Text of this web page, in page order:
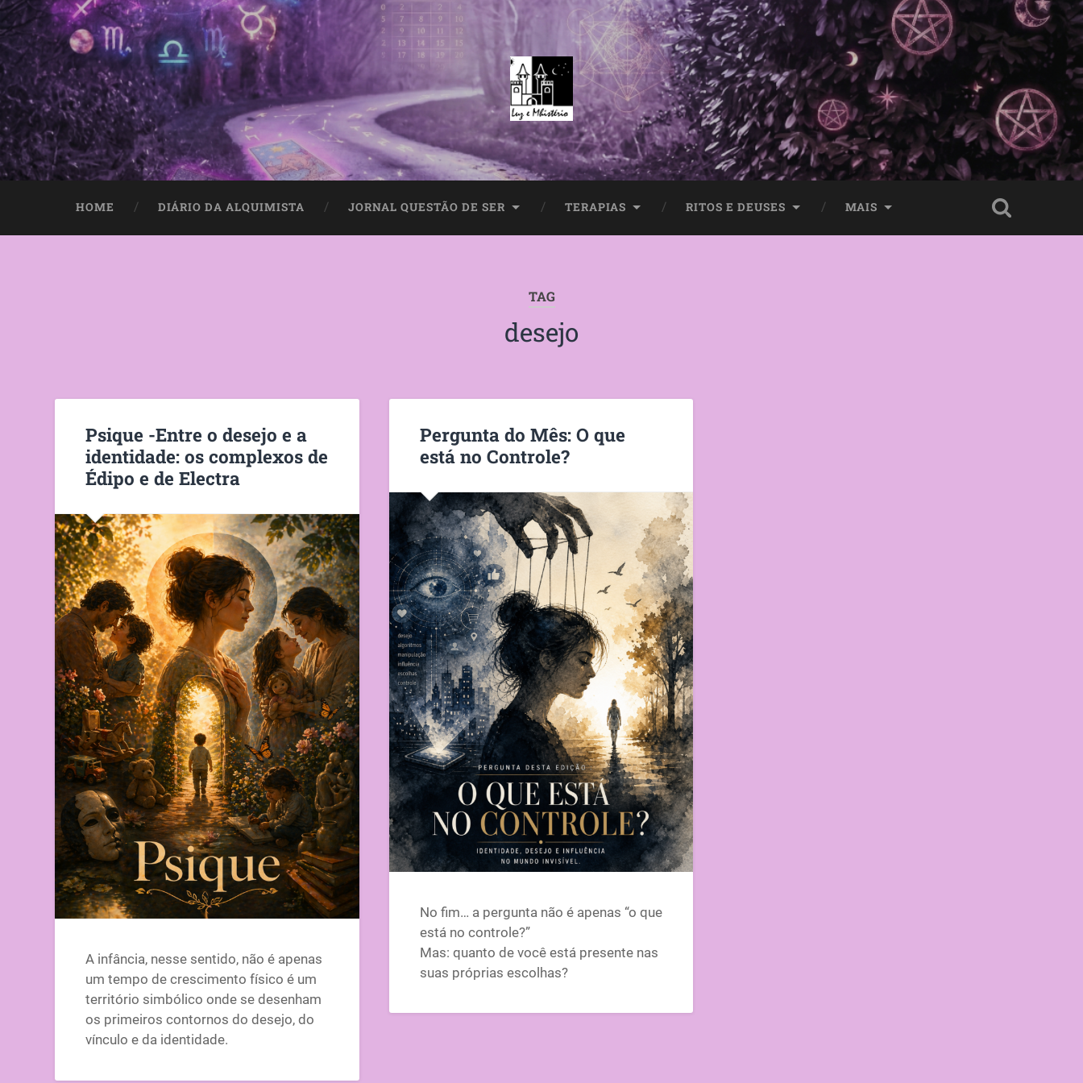
HOME DIÁRIO DA ALQUIMISTA JORNAL QUESTÃO DE SER TERAPIAS RITOS E DEUSES MAIS
TAG
desejo
Psique -Entre o desejo e a
identidade: os complexos de
Édipo e de Electra
A infância, nesse sentido, não é apenas
um tempo de crescimento físico é um
território simbólico onde se desenham
os primeiros contornos do desejo, do
vínculo e da identidade.
Pergunta do Mês: O que
está no Controle?
No fim… a pergunta não é apenas “o que
está no controle?”
Mas: quanto de você está presente nas
suas próprias escolhas?